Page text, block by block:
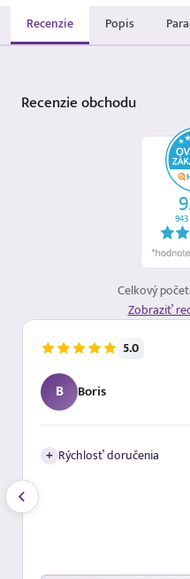
Recenzie Popis
Recenzieobchodu
Celkový
Zobraziť
5.0
B Boris
+ Rýchlosť doručenia